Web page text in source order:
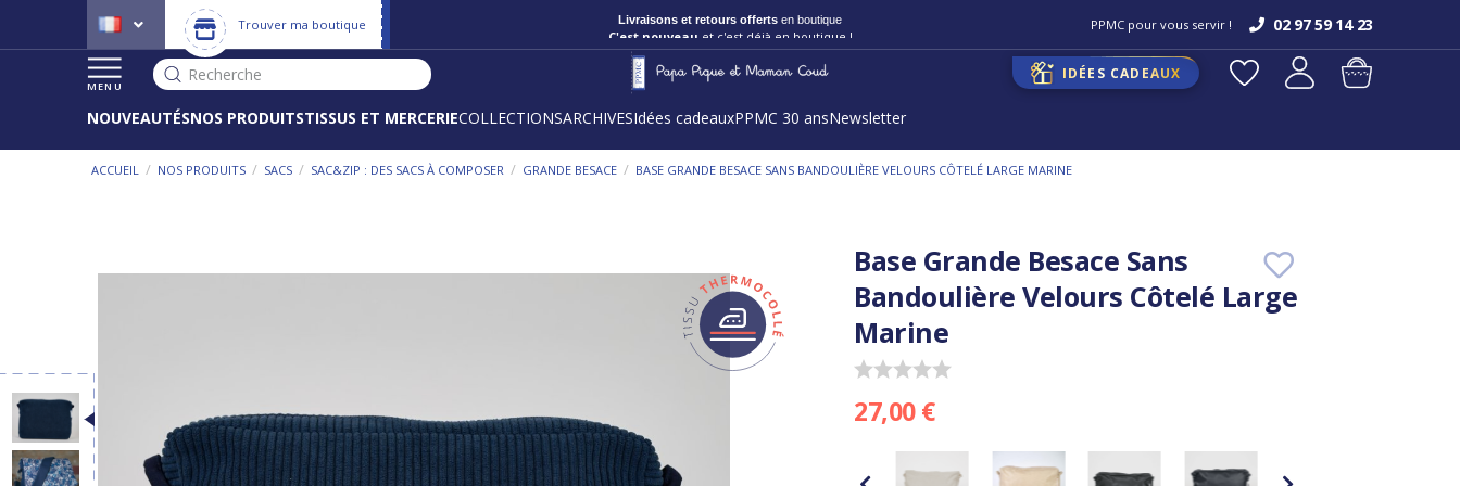
Trouver ma boutique
C'est nouveau et c'est déjà en boutique !
PPMC pour vous servir ! 02 97 59 14 23
MENU
Recherche IDÉES CADEAUX
NOUVEAUTÉSNOS PRODUITSTISSUS ET MERCERIECOLLECTIONSARCHIVESIdées cadeauxPPMC 30 ansNewsletter
ACCUEIL / NOS PRODUITS / SACS / SAC&ZIP : DES SACS À COMPOSER / GRANDE BESACE / BASE GRANDE BESACE SANS BANDOULIÈRE VELOURS CÔTELÉ LARGE MARINE
Base Grande Besace Sans
Bandoulière Velours Côtelé Large
Marine
27,00 €